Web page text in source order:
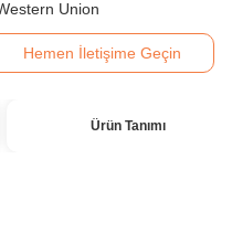
Union
Hemen İletişime Geçin
Ürün Tanımı